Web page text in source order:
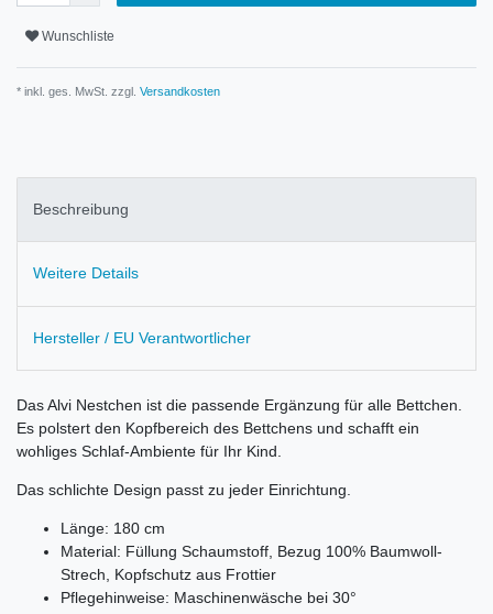
Wunschliste
* inkl. ges. MwSt. zzgl. Versandkosten
Beschreibung
Weitere Details
Hersteller / EU Verantwortlicher
Das Alvi Nestchen ist die passende Ergänzung für alle Bettchen.
Es polstert den Kopfbereich des Bettchens und schafft ein
wohliges Schlaf-Ambiente für Ihr Kind.
Das schlichte Design passt zu jeder Einrichtung.
Länge: 180 cm
Material: Füllung Schaumstoff, Bezug 100% Baumwoll-
Strech, Kopfschutz aus Frottier
Pflegehinweise: Maschinenwäsche bei 30°